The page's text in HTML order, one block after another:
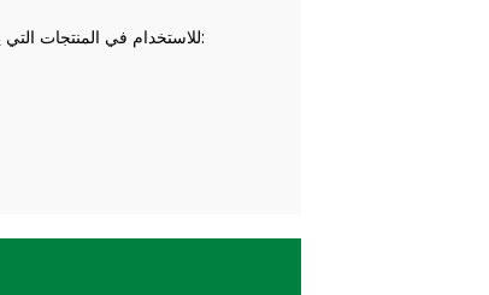
تطبيقات متعددة الاستخدامات: تم تصميم SF-300S للاستخدام في المنتجات التي يكون فيها الأمان أمرًا بالغ الأهمية: